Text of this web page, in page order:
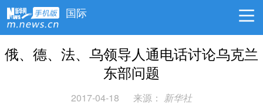
国际
俄、德、法、乌领导人通电话讨论乌克兰
东部问题
2017-04-18 来源： 新华社